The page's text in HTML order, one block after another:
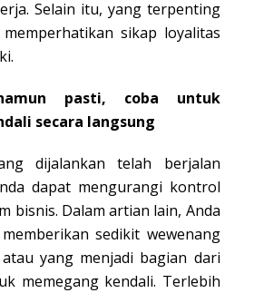
Selain itu, yang terpenting
sikap loyalitas
pasti, coba untuk
secara langsung
dijalankan telah berjalan
dapat mengurangi kontrol
bisnis. Dalam artian lain, Anda
sedikit wewenang
yang menjadi bagian dari
memegang kendali. Terlebih